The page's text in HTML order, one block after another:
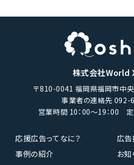
株式会社World
〒810-0041 福岡県福岡市中
事業者の連絡先 092-
営業時間 10：00〜19：00 定
応援広告ってなに？
広
事例の紹介
お知